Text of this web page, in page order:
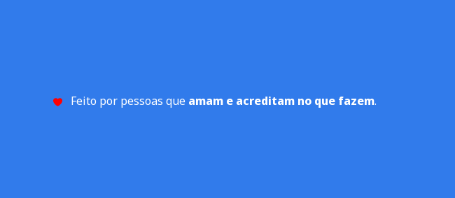
Feito por pessoas que amam e acreditam no que fazem.